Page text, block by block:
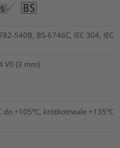
540B, BS-6746C, IEC 304, IEC
V0 (3 mm)
do +105°C, krótkotrwale +135°C